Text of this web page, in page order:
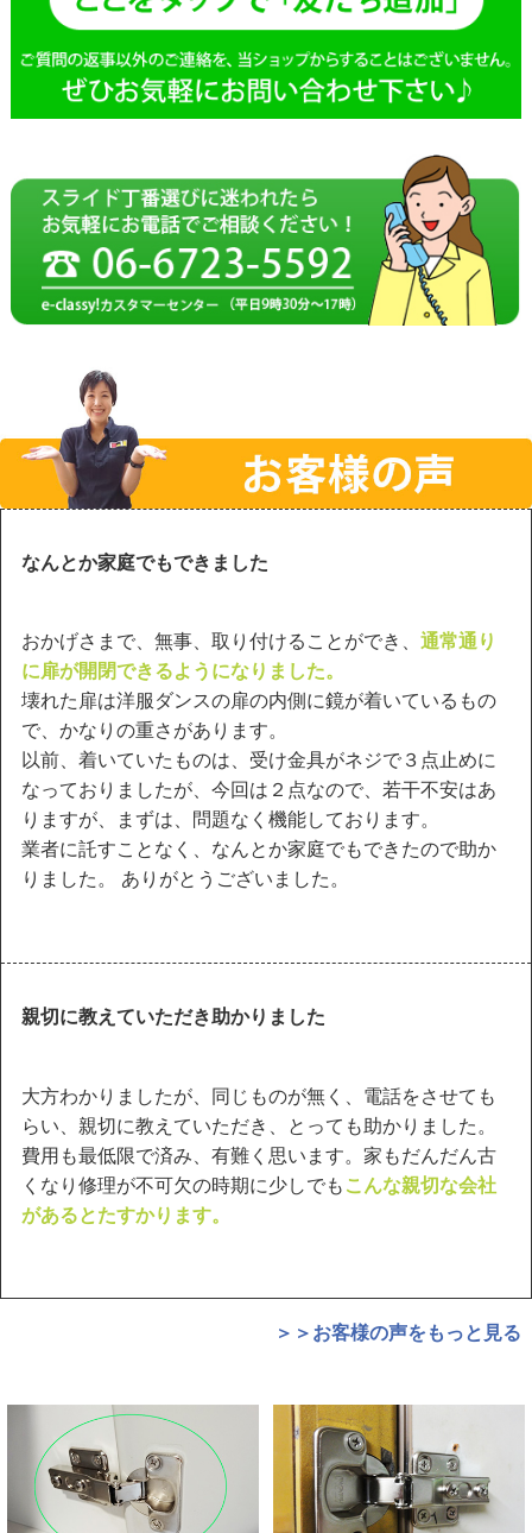
なんとか家庭でもできました
おかげさまで、無事、取り付けることができ、通常通り
に扉が開閉できるようになりました。
壊れた扉は洋服ダンスの扉の内側に鏡が着いているもの
で、かなりの重さがあります。
以前、着いていたものは、受け金具がネジで３点止めに
なっておりましたが、今回は２点なので、若干不安はあ
りますが、まずは、問題なく機能しております。
業者に託すことなく、なんとか家庭でもできたので助か
りました。 ありがとうございました。
親切に教えていただき助かりました
大方わかりましたが、同じものが無く、電話をさせても
らい、親切に教えていただき、とっても助かりました。
費用も最低限で済み、有難く思います。家もだんだん古
くなり修理が不可欠の時期に少しでも こんな親切な会社
があるとたすかります。
＞＞お客様の声をもっと見る